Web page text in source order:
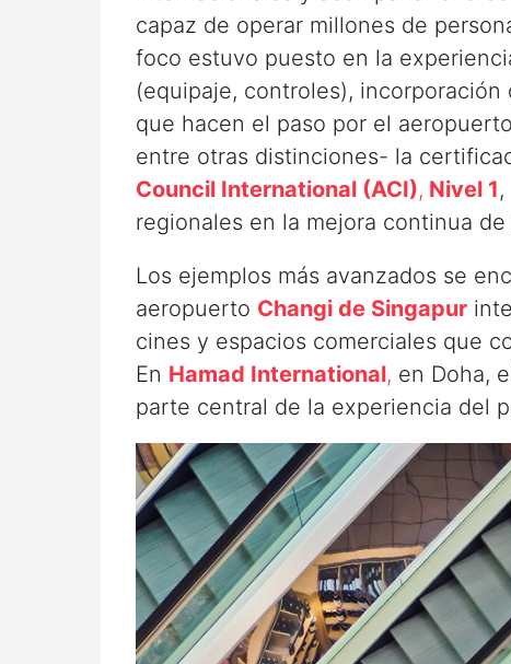
capaz de operar millones de
foco estuvo puesto en la
(equipaje, controles),
que hacen el paso por el
entre otras distinciones- la
Council International (ACI), Nivel 1
regionales en la mejora continua
Los ejemplos más avanzados se
aeropuerto Changi de Singapur
cines y espacios comerciales que
En Hamad International, en Doha,
parte central de la experiencia del